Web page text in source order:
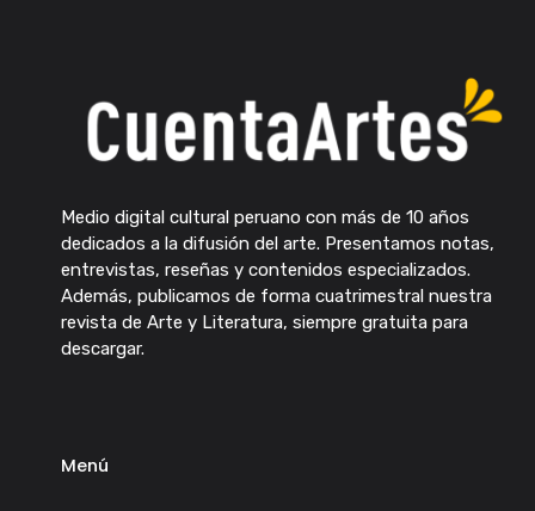
Medio digital cultural peruano con más de 10 años
dedicados a la difusión del arte. Presentamos notas,
entrevistas, reseñas y contenidos especializados.
Además, publicamos de forma cuatrimestral nuestra
revista de Arte y Literatura, siempre gratuita para
descargar.
Menú